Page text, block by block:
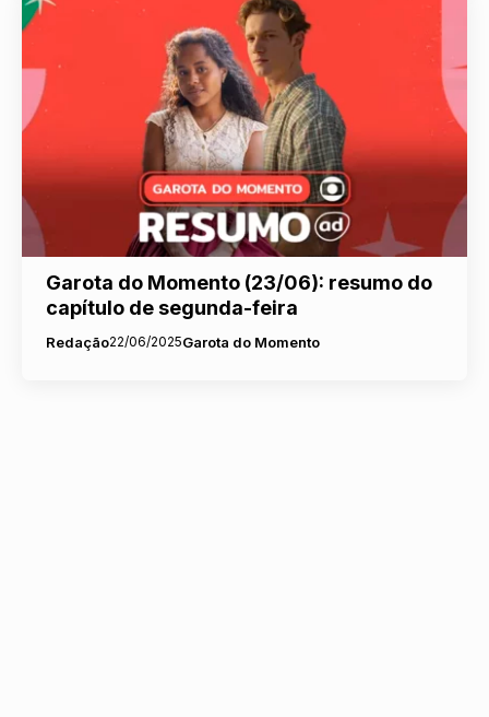
Garota do Momento (23/06): resumo do
capítulo de segunda-feira
Redação22/06/2025Garota do Momento